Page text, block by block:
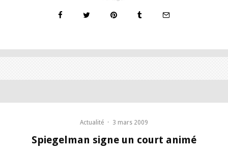
Actualité · 3 mars 2009
Spiegelman signe un court animé